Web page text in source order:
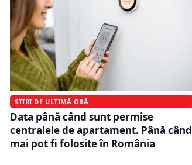
ȘTIRI DE ULTIMĂ ORĂ
Data până când sunt permise
centralele de apartament. Până când
mai pot fi folosite în România